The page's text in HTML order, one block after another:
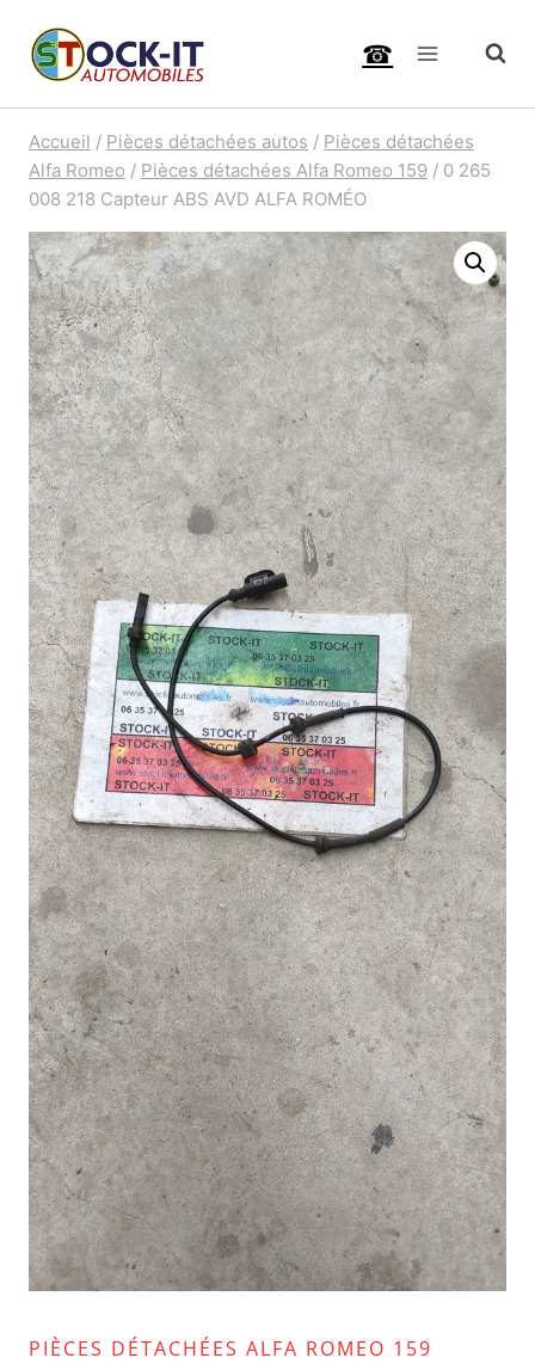
☎
Accueil / Pièces détachées autos / Pièces détachées
Alfa Romeo / Pièces détachées Alfa Romeo 159 / 0 265
008 218 Capteur ABS AVD ALFA ROMÉO
PIÈCES DÉTACHÉES ALFA ROMEO 159